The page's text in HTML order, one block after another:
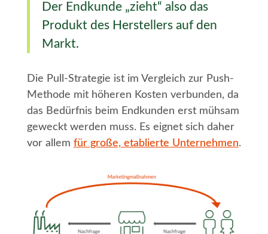
Der Endkunde „zieht“ also das
Produkt des Herstellers auf den
Markt.
Die Pull-Strategie ist im Vergleich zur Push-
Methode mit höheren Kosten verbunden, da
das Bedürfnis beim Endkunden erst mühsam
geweckt werden muss. Es eignet sich daher
vor allem für große, etablierte Unternehmen.